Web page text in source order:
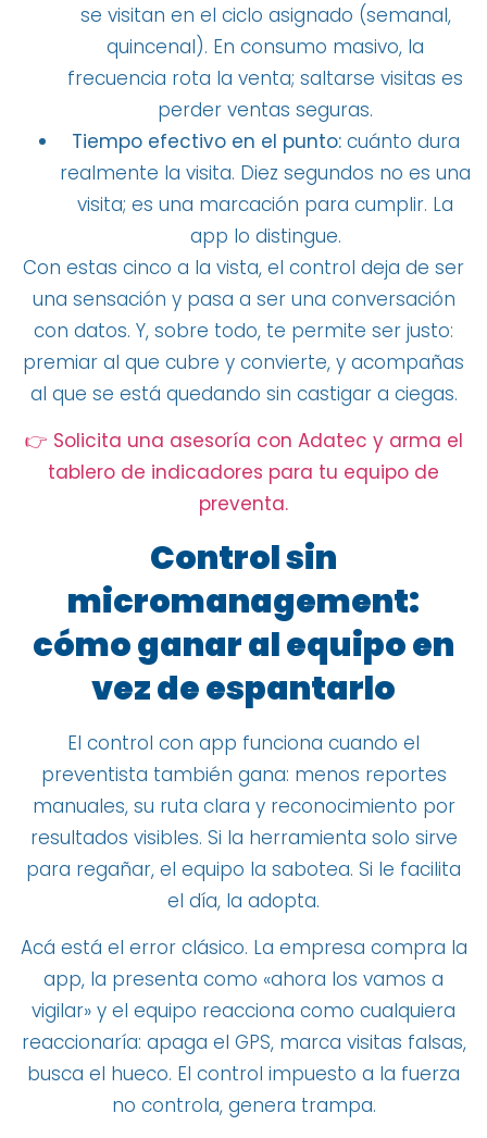
se visitan en el ciclo asignado (semanal,
quincenal). En consumo masivo, la
frecuencia rota la venta; saltarse visitas es
perder ventas seguras.
Tiempo efectivo en el punto:cuánto dura
realmente la visita. Diez segundos no es una
visita; es una marcación para cumplir. La
app lo distingue.
Con estas cinco a la vista, el control deja de ser
una sensación y pasa a ser una conversación
con datos. Y, sobre todo, te permite ser justo:
premiar al que cubre y convierte, y acompañas
al que se está quedando sin castigar a ciegas.
👉 Solicita una asesoría con Adatec y arma el
tablero de indicadores para tu equipo de
preventa.
Control sin
micromanagement:
cómo ganar al equipo en
vez de espantarlo
El control con app funciona cuando el
preventista también gana: menos reportes
manuales, su ruta clara y reconocimiento por
resultados visibles. Si la herramienta solo sirve
para regañar, el equipo la sabotea. Si le facilita
el día, la adopta.
Acá está el error clásico. La empresa compra la
app, la presenta como «ahora los vamos a
vigilar» y el equipo reacciona como cualquiera
reaccionaría: apaga el GPS, marca visitas falsas,
busca el hueco. El control impuesto a la fuerza
no controla, genera trampa.